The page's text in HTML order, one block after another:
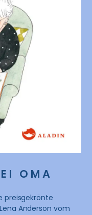
OMA
preisgekrönte
Anderson vom